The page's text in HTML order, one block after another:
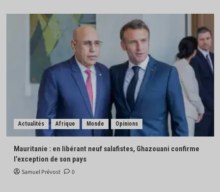
Actualités Afrique Monde Opinions
Mauritanie : en libérant neuf salafistes, Ghazouani confirme
l’exception de son pays
Samuel Prévost 0